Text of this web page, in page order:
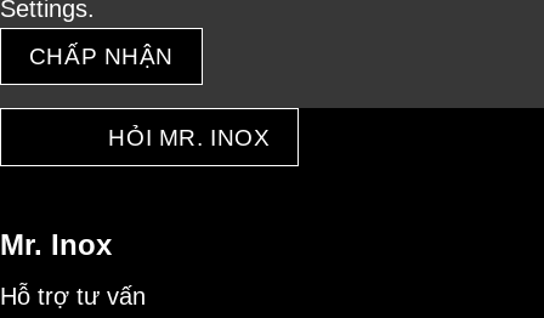
Settings.
CHẤP NHẬN
HỎI MR. INOX
Mr. Inox
Hỗ trợ tư vấn